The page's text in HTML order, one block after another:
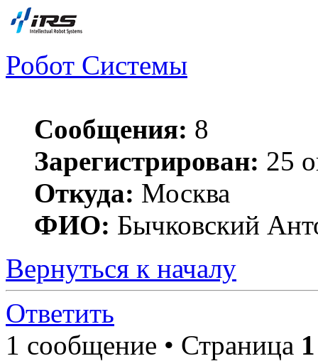
Робот Системы
Сообщения: 8
Зарегистрирован: 25
Откуда: Москва
ФИО: Бычковский
Вернуться к началу
Ответить
1 сообщение • Страница 1